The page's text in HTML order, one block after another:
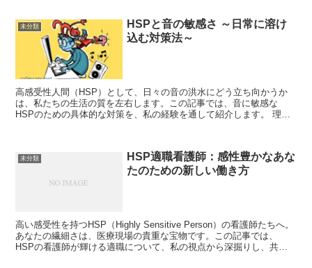
未分類
HSPと音の敏感さ ～日常に溶け
込む対策法～
高感受性人間（HSP）として、日々の音の洪水にどう立ち向かうか
は、私たちの生活の質を左右します。この記事では、音に敏感な
HSPのための具体的な対策を、私の経験を通して紹介します。 理解
未分類
HSP適職看護師：感性豊かなあな
たのための新しい働き方
高い感受性を持つHSP（Highly Sensitive Person）の看護師たちへ。
あなたの繊細さは、医療現場の貴重な宝物です。この記事では、
HSPの看護師が輝ける適職について、私の視点から深掘りし、共感